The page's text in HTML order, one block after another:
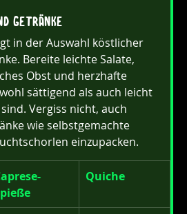
Getränke
in der Auswahl köstlicher
Bereite leichte Salate,
Obst und herzhafte
sättigend als auch leicht
Vergiss nicht, auch
wie selbstgemachte
einzupacken.
Quiche